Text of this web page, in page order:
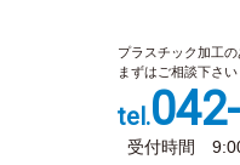
プラスチック加工
まずはご相談下さい
tel.
受付時間 9:00